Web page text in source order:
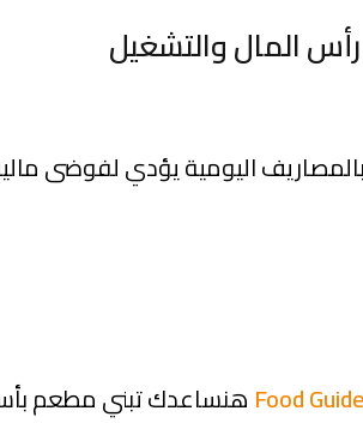
اليومية يؤدي لفوضى
Food Guide هنساعدك تبني مطعم